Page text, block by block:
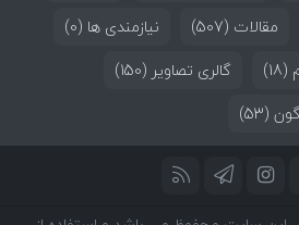
مقالات (507) نیازمندی ها (0)
(18) گالری تصاویر (150)
(53)